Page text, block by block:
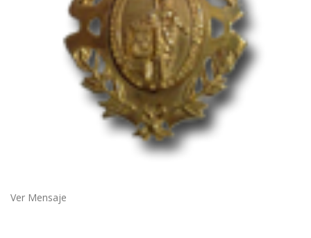
Ver Mensaje